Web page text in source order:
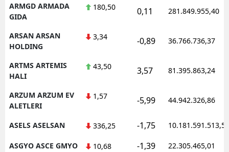
ARMGD ARMADA
GIDA
180,50 0,11 281.849.955,40
ARSAN ARSAN
HOLDING
3,34 -0,89 36.766.736,37
ARTMS ARTEMIS
HALI
43,50 3,57 81.395.863,24
ARZUM ARZUM EV
ALETLERI
1,57 -5,99 44.942.326,86
ASELS ASELSAN 336,25 -1,75 10.181.591.513,50
ASGYO ASCE GMYO 10,68 -1,39 22.305.465,01